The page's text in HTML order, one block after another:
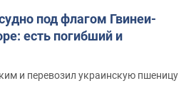
под флагом Гвинеи-
есть погибший и
и перевозил украинскую пшеницу